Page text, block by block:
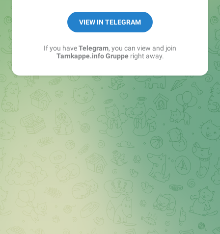
Best of:@bestoftarnkappe
Kochen: https://t.me/+WSW5F1VcmhliMjk6
VIEW IN TELEGRAM
If you haveTelegram, you can view and join
Tarnkappe.info Grupperight away.